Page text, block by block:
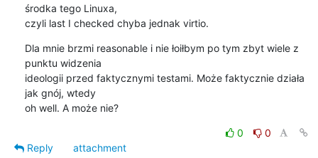
środka tego Linuxa,
czyli last I checked chyba jednak virtio.
Dla mnie brzmi reasonable i nie łoiłbym po tym zbyt wiele z
punktu widzenia
ideologii przed faktycznymi testami. Może faktycznie działa
jak gnój, wtedy
oh well. A może nie?
0
0
Reply
attachment